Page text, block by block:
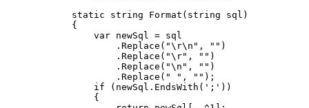
            static string Format(string sql)
            {
                var newSql = sql
                    .Replace("\r\n", "")
                    .Replace("\r", "")
                    .Replace("\n", "")
                    .Replace(" ", "");
                if (newSql.EndsWith(';'))
                {